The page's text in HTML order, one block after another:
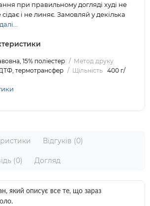
при правильному догляді худі не
сідає і не линяє. Замовляй у декілька
15% поліестер
Метод друку
термотрансфер
Щільність 400 г/
Відгуків (0)
(0) Догляд
який описує все те, що зараз